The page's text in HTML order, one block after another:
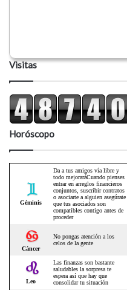
Visitas
Horóscopo